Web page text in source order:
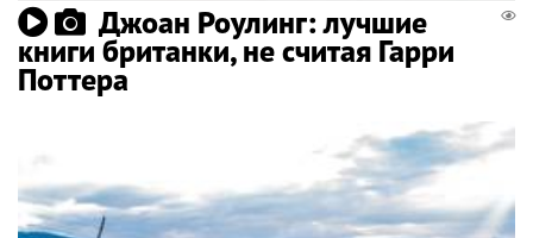
Джоан Роулинг: лучшие
книги британки, не считая Гарри
Поттера